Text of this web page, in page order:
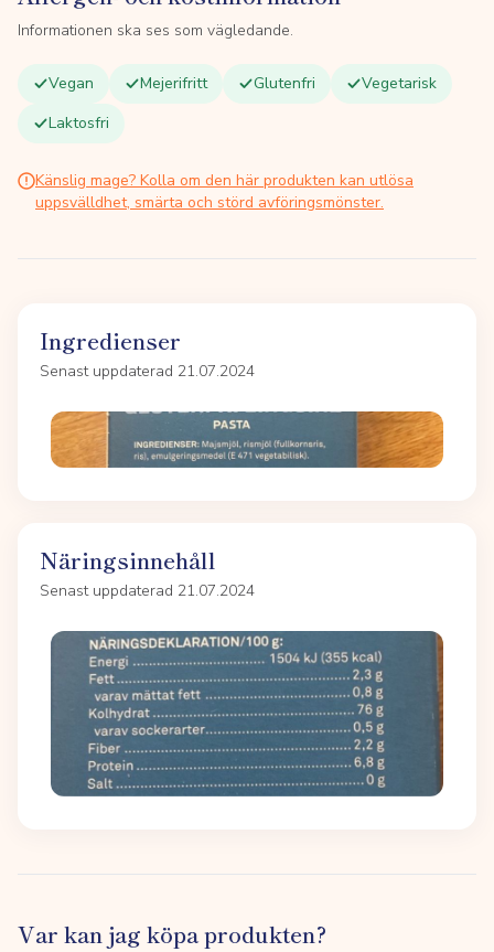
Informationen ska ses som vägledande.
Vegan Mejerifritt Glutenfri
Vegetarisk
Laktosfri
Känslig mage? Kolla om den här produkten kan utlösa
uppsvälldhet, smärta och störd avföringsmönster.
Ingredienser
Senast uppdaterad 21.07.2024
Näringsinnehåll
Senast uppdaterad 21.07.2024
Var kan jag köpa produkten?